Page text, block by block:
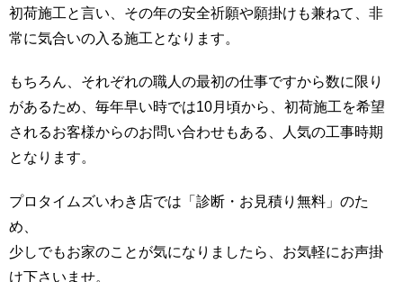
初荷施工と言い、その年の安全祈願や願掛けも兼ねて、非
常に気合いの入る施工となります。
もちろん、それぞれの職人の最初の仕事ですから数に限り
があるため、毎年早い時では10月頃から、初荷施工を希望
されるお客様からのお問い合わせもある、人気の工事時期
となります。
プロタイムズいわき店では「診断・お見積り無料」のた
め、
少しでもお家のことが気になりましたら、お気軽にお声掛
け下さいませ。